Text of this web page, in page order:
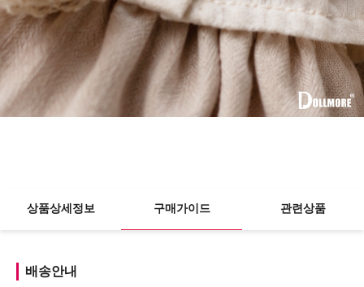
상품상세정보 구매가이드 관련상품
배송안내